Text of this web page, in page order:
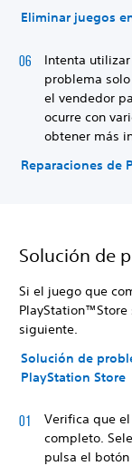
Eliminar juegos
Intenta
problema
el vendedor
ocurre con
obtener más
Reparaciones de
Solución de
Si el juego que
siguiente.
Solución de
PlayStation Store
Verifica que
completo.
pulsa el botón